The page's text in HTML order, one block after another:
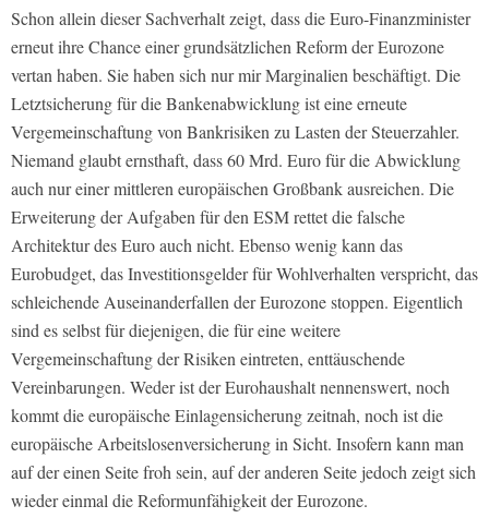
Schon allein dieser Sachverhalt zeigt, dass die Euro-Finanzminister
erneut ihre Chance einer grundsätzlichen Reform der Eurozone
vertan haben. Sie haben sich nur mir Marginalien beschäftigt. Die
Letztsicherung für die Bankenabwicklung ist eine erneute
Vergemeinschaftung von Bankrisiken zu Lasten der Steuerzahler.
Niemand glaubt ernsthaft, dass 60 Mrd. Euro für die Abwicklung
auch nur einer mittleren europäischen Großbank ausreichen. Die
Erweiterung der Aufgaben für den ESM rettet die falsche
Architektur des Euro auch nicht. Ebenso wenig kann das
Eurobudget, das Investitionsgelder für Wohlverhalten verspricht, das
schleichende Auseinanderfallen der Eurozone stoppen. Eigentlich
sind es selbst für diejenigen, die für eine weitere
Vergemeinschaftung der Risiken eintreten, enttäuschende
Vereinbarungen. Weder ist der Eurohaushalt nennenswert, noch
kommt die europäische Einlagensicherung zeitnah, noch ist die
europäische Arbeitslosenversicherung in Sicht. Insofern kann man
auf der einen Seite froh sein, auf der anderen Seite jedoch zeigt sich
wieder einmal die Reformunfähigkeit der Eurozone.